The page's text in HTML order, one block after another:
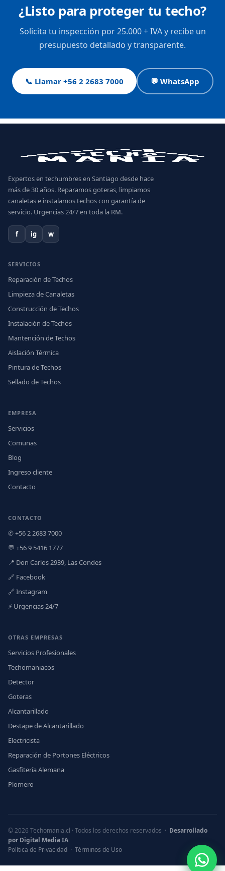
¿Listo para proteger tu techo?
Solicita tu inspección por 25.000 + IVA y recibe un
presupuesto detallado y transparente.
📞 Llamar +56 2 2683 7000 💬 WhatsApp
Expertos en techumbres en Santiago desde hace
más de 30 años. Reparamos goteras, limpiamos
canaletas e instalamos techos con garantía de
servicio. Urgencias 24/7 en toda la RM.
f ig w
SERVICIOS
Reparación de Techos
Limpieza de Canaletas
Construcción de Techos
Instalación de Techos
Mantención de Techos
Aislación Térmica
Pintura de Techos
Sellado de Techos
EMPRESA
Servicios
Comunas
Blog
Ingreso cliente
Contacto
CONTACTO
✆ +56 2 2683 7000
💬 +56 9 5416 1777
📍 Don Carlos 2939, Las Condes
🔗 Facebook
🔗 Instagram
⚡ Urgencias 24/7
OTRAS EMPRESAS
Servicios Profesionales
Techomaniacos
Detector
Goteras
Alcantarillado
Destape de Alcantarillado
Electricista
Reparación de Portones Eléctricos
Gasfitería Alemana
Plomero
© 2026 Techomania.cl · Todos los derechos reservados · Desarrollado
por Digital Media IA
Política de Privacidad · Términos de Uso